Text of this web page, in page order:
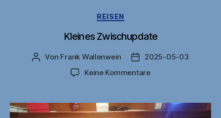
Kategorien
REISEN
Kleines Zwischupdate
Beitragsautor
Von Frank Wallenwein Veröffentlichungsdatum
2025-05-03
Keine Kommentarezu